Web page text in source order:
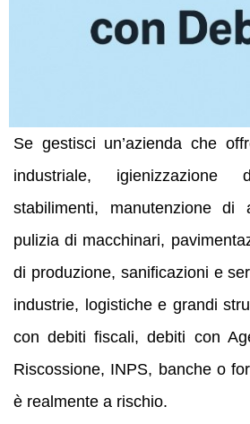
Se gestisci un’azienda che
industriale,
stabilimenti, manutenzione di
pulizia di macchinari,
di produzione, sanificazioni e
industrie, logistiche e grandi
con debiti fiscali, debiti con
Riscossione, INPS, banche o
è realmente a rischio.